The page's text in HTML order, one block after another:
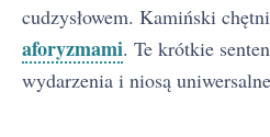
cudzysłowem. Kamiński
aforyzmami. Te krótkie
wydarzenia i niosą